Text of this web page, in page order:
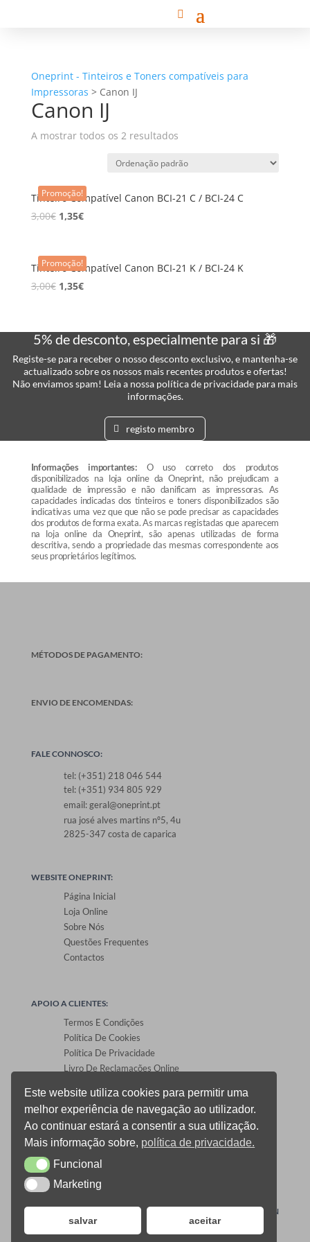
Oneprint - Tinteiros e Toners compatíveis para
Impressoras > Canon IJ
Canon IJ
A mostrar todos os 2 resultados
Promoção!
Tinteiro Compatível Canon BCI-21 C / BCI-24 C
3,00€ 1,35€
Promoção!
Tinteiro Compatível Canon BCI-21 K / BCI-24 K
3,00€ 1,35€
5% de desconto, especialmente para si 🎁
Registe-se para receber o nosso desconto exclusivo, e mantenha-se
actualizado sobre os nossos mais recentes produtos e ofertas!
Não enviamos spam! Leia a nossa política de privacidade para mais
informações.
registo membro
Informações importantes: O uso correto dos produtos
disponibilizados na loja online da Oneprint, não prejudicam a
qualidade de impressão e não danificam as impressoras. As
capacidades indicadas dos tinteiros e toners disponibilizados são
indicativas uma vez que que não se pode precisar as capacidades
dos produtos de forma exata. As marcas registadas que aparecem
na loja online da Oneprint, são apenas utilizadas de forma
descritiva, sendo a propriedade das mesmas correspondente aos
seus proprietários legítimos.
MÉTODOS DE PAGAMENTO:
ENVIO DE ENCOMENDAS:
FALE CONNOSCO:
tel: (+351) 218 046 544
tel: (+351) 934 805 929
email: geral@oneprint.pt
rua josé alves martins nº5, 4u
2825-347 costa de caparica
WEBSITE ONEPRINT:
Página Inicial
Loja Online
Sobre Nós
Questões Frequentes
Contactos
APOIO A CLIENTES:
Termos E Condições
Política De Cookies
Política De Privacidade
Livro De Reclamações Online
ÁREA DE CLIENTES:
Registo E Login
Carrinho De Compras
CheckOut
Gestão De Encomendas
ONEPRINT © 2021 TODOS OS DIREITOS RESERVADOS –
DESIGN
Este website utiliza cookies para permitir uma
melhor experiência de navegação ao utilizador.
Ao continuar estará a consentir a sua utilização.
Mais informação sobre, política de privacidade.
FuncionalFuncional
MarketingMarketing
salvar aceitar